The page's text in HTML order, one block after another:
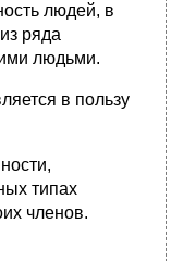
людей, в
ряда
людьми.
в пользу
типах
членов.